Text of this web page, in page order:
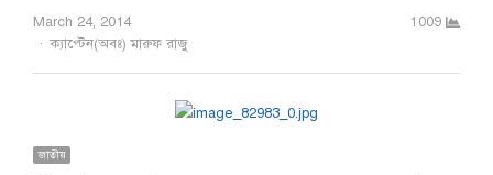
March 24, 2014
Author
ক্যাপ্টেন(অবঃ) মারুফ রাজু
1009
জাতীয়